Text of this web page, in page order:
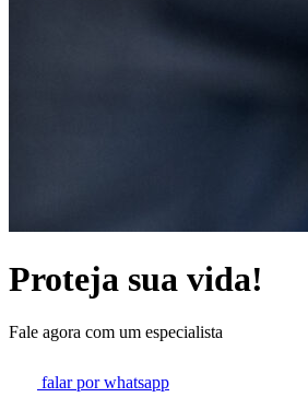
Proteja sua vida!
Fale agora com um especialista
falar por whatsapp